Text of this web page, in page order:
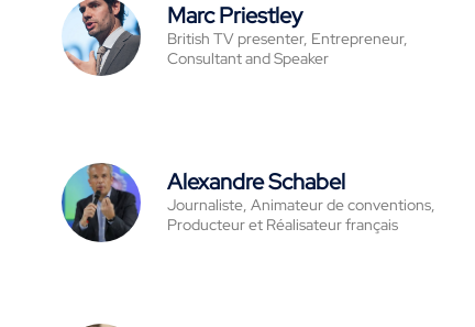
Marc Priestley
British TV presenter, Entrepreneur,
Consultant and Speaker
Alexandre Schabel
Journaliste, Animateur de conventions,
Producteur et Réalisateur français